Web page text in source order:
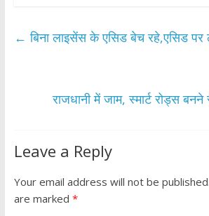
b
k
er s
p
e
← बिना लाइसेंस के एसिड बेच रहे,एसिड पर
राजधानी में जाम, स्मार्ट रोड्स
Leave a Reply
Your email address will not be published.
are marked *